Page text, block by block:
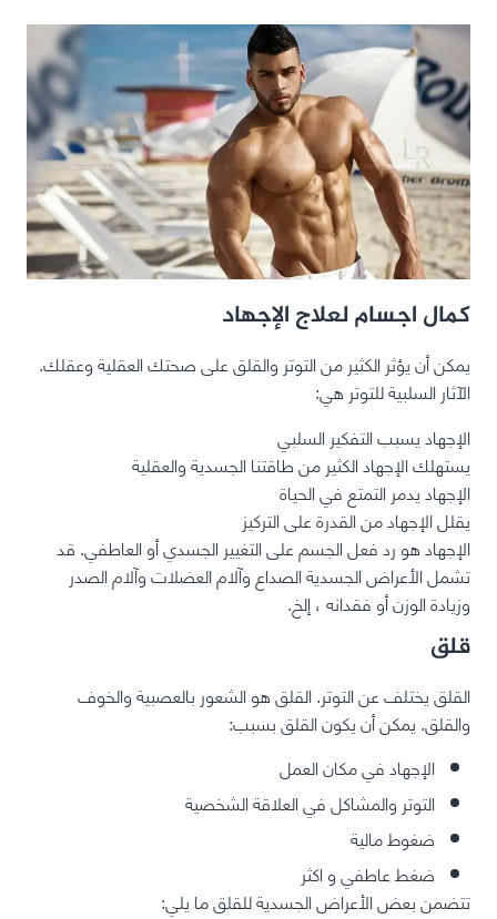
كمال اجسام لعلاج الإجهاد
يمكن أن يؤثر الكثير من التوتر والقلق على صحتك العقلية وعقلك.
الآثار السلبية للتوتر هي:
الإجهاد يسبب التفكير السلبي
يستهلك الإجهاد الكثير من طاقتنا الجسدية والعقلية
الإجهاد يدمر التمتع في الحياة
يقلل الإجهاد من القدرة على التركيز
الإجهاد هو رد فعل الجسم على التغيير الجسدي أو العاطفي. قد
تشمل الأعراض الجسدية الصداع وآلام العضلات وآلام الصدر
وزيادة الوزن أو فقدانه ، إلخ.
قلق
القلق يختلف عن التوتر. القلق هو الشعور بالعصبية والخوف
والقلق. يمكن أن يكون القلق بسبب:
الإجهاد في مكان العمل
التوتر والمشاكل في العلاقة الشخصية
ضغوط مالية
ضغط عاطفي و اكثر
تتضمن بعض الأعراض الجسدية للقلق ما يلي: